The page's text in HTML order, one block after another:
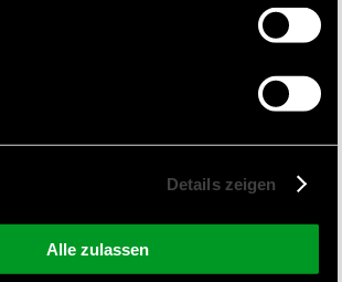
Details zeigen
Alle zulassen
wurde 1995 in
gegründet. Seit 2003 ist sie ein
Börse. Heute ist das
führender Hersteller von
und LEDs mit einem breiten
und testet. Mit Produkten höchster